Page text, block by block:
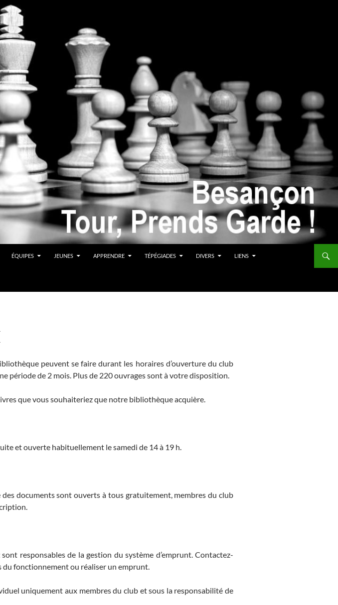
ÉQUIPES JEUNES APPRENDRE TÉPÉGIADES DIVERS LIENS
peuvent se faire durant les horaires d’ouverture du club
période de 2 mois. Plus de 220 ouvrages sont à votre disposition.
que vous souhaiteriez que notre bibliothèque acquière.
et ouverte habituellement le samedi de 14 à 19 h.
des documents sont ouverts à tous gratuitement, membres du club
sont responsables de la gestion du système d’emprunt. Contactez-
fonctionnement ou réaliser un emprunt.
uniquement aux membres du club et sous la responsabilité de